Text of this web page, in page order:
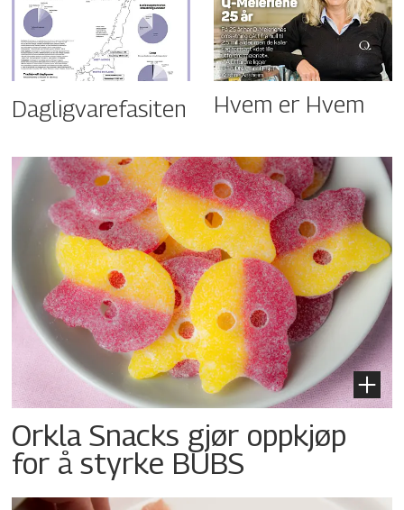
Dagligvarefasiten Hvem er Hvem
Orkla Snacks gjør oppkjøp
for å styrke BUBS